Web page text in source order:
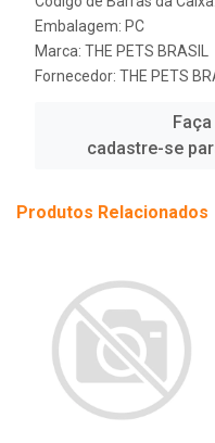
Embalagem: PC
Marca: THE PETS BRASIL
Fornecedor: THE PETS
cadastre-se
Produtos Relacionados